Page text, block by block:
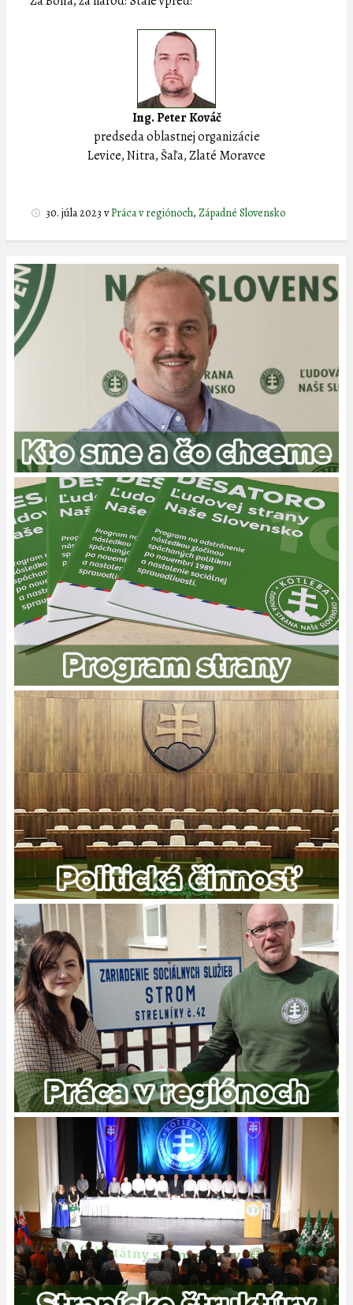
Ing. Peter Kováč
predseda oblastnej organizácie
Levice, Nitra, Šaľa, Zlaté Moravce
30. júla 2023 vPráca v regiónoch, Západné Slovensko